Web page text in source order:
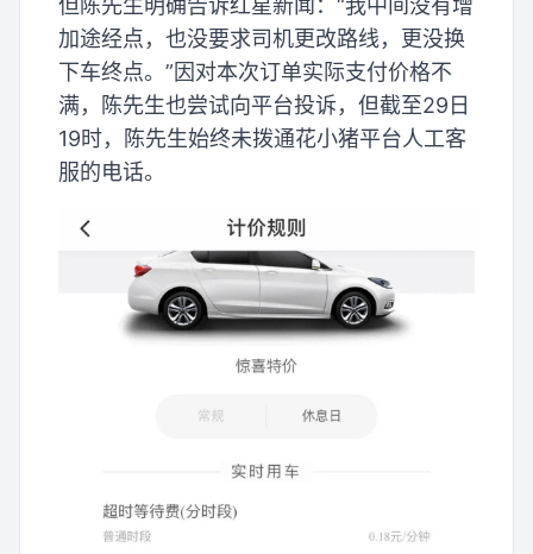
但陈先生明确告诉红星新闻：“我中间没有增
加途经点，也没要求司机更改路线，更没换
下车终点。”因对本次订单实际支付价格不
满，陈先生也尝试向平台投诉，但截至29日
19时，陈先生始终未拨通花小猪平台人工客
服的电话。